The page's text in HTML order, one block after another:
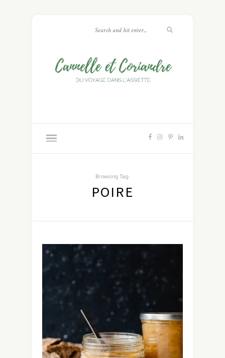
Browsing Tag:
POIRE